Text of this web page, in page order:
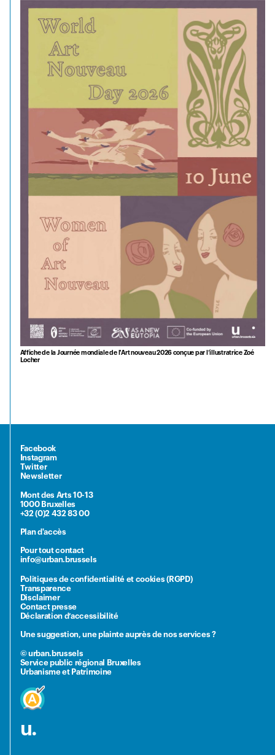
Affiche de la Journée mondiale de l'Art nouveau 2026 conçue par l’illustratrice Zoé
Locher
Facebook
Instagram
Twitter
Newsletter
Mont des Arts 10-13
1000 Bruxelles
+32 (0)2 432 83 00
Plan d'accès
Pour tout contact
info@urban.brussels
Politiques de confidentialité et cookies (RGPD)
Transparence
Disclaimer
Contact presse
Déclaration d’accessibilité
Une suggestion, une plainte auprès de nos services ?
© urban.brussels
Service public régional Bruxelles
Urbanisme et Patrimoine
u.